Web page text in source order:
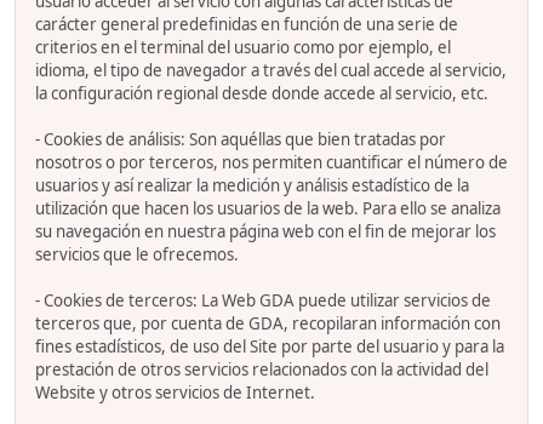
carácter general predefinidas en función de una serie de
criterios en el terminal del usuario como por ejemplo, el
idioma, el tipo de navegador a través del cual accede al servicio,
la configuración regional desde donde accede al servicio, etc.
- Cookies de análisis: Son aquéllas que bien tratadas por
nosotros o por terceros, nos permiten cuantificar el número de
usuarios y así realizar la medición y análisis estadístico de la
utilización que hacen los usuarios de la web. Para ello se analiza
su navegación en nuestra página web con el fin de mejorar los
servicios que le ofrecemos.
- Cookies de terceros: La Web GDA puede utilizar servicios de
terceros que, por cuenta de GDA, recopilaran información con
fines estadísticos, de uso del Site por parte del usuario y para la
prestación de otros servicios relacionados con la actividad del
Website y otros servicios de Internet.